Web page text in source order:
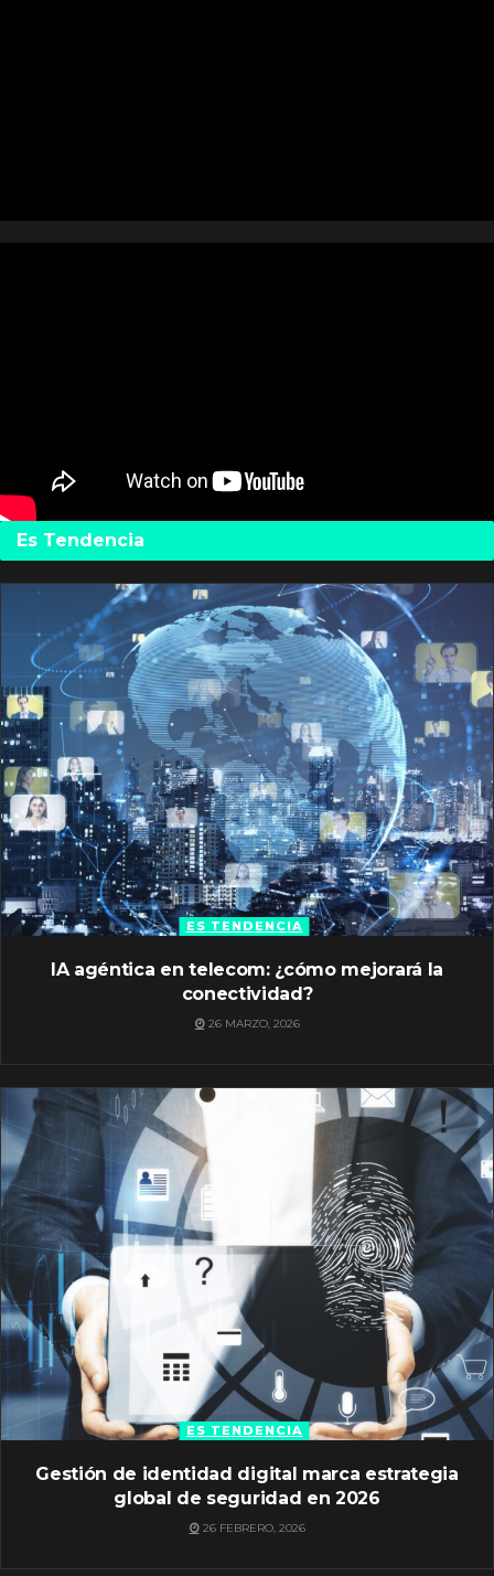
Es Tendencia
ES TENDENCIA
IA agéntica en telecom: ¿cómo mejorará la
conectividad?
26 MARZO, 2026
ES TENDENCIA
Gestión de identidad digital marca estrategia
global de seguridad en 2026
26 FEBRERO, 2026